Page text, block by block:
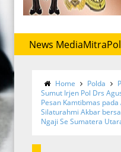
News MediaMitraPol
Sabu
Home Polda
Sumut Irjen Pol Drs
Pesan Kamtibmas
Silaturahmi Akbar
Ngaji Se Sumatera